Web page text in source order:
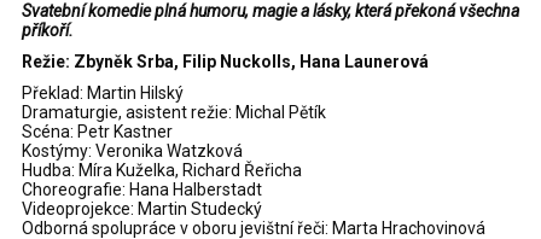
Svatební komedie plná humoru, magie a lásky, která překoná všechna
příkoří.
Režie: Zbyněk Srba, Filip Nuckolls, Hana Launerová
Překlad: Martin Hilský
Dramaturgie, asistent režie: Michal Pětík
Scéna: Petr Kastner
Kostýmy: Veronika Watzková
Hudba: Míra Kuželka, Richard Řeřicha
Choreografie: Hana Halberstadt
Videoprojekce: Martin Studecký
Odborná spolupráce v oboru jevištní řeči: Marta Hrachovinová